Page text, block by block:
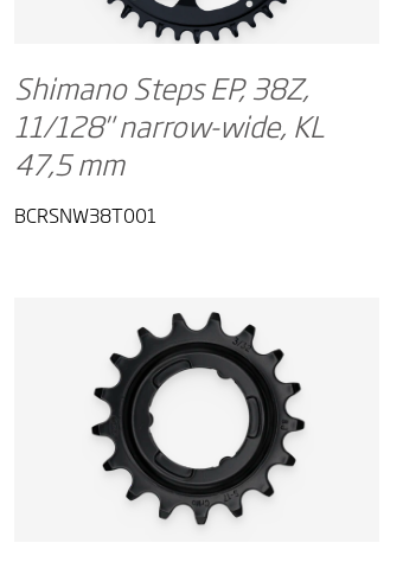
Shimano Steps EP, 38Z,
11/128" narrow-wide, KL
47,5 mm
BCRSNW38T001